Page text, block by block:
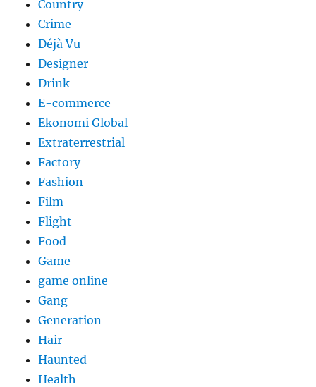
Country
Crime
Déjà Vu
Designer
Drink
E-commerce
Ekonomi Global
Extraterrestrial
Factory
Fashion
Film
Flight
Food
Game
game online
Gang
Generation
Hair
Haunted
Health